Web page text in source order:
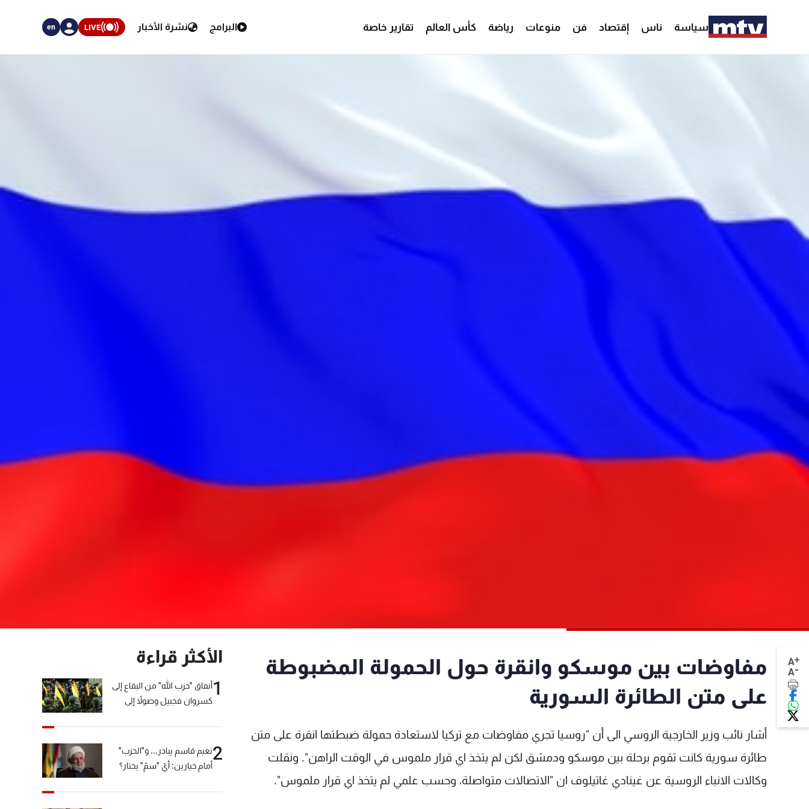
سياسة ناس إقتصاد فن منوعات رياضة كأس العالم تقارير خاصة البرامج نشرة الأخبار LIVE
en
A+
A-
مفاوضات بين موسكو وانقرة حول الحمولة المضبوطة
على متن الطائرة السورية
أشار نائب وزير الخارجية الروسي الى أن "روسيا تجري مفاوضات مع تركيا لاستعادة حمولة ضبطتها انقرة على متن
طائرة سورية كانت تقوم برحلة بين موسكو ودمشق لكن لم يتخذ اي قرار ملموس في الوقت الراهن". ونقلت
وكالات الانباء الروسية عن غينادي غاتيلوف ان "الاتصالات متواصلة، وحسب علمي لم يتخذ اي قرار ملموس".
الأكثر قراءة
1أنفاق "حزب الله" من البقاع إلى
كسروان فجبيل وصولاً إلى
2نعيم قاسم يبادر... و"الحزب"
أمام خيارين: أيّ "سمّ" يختار؟